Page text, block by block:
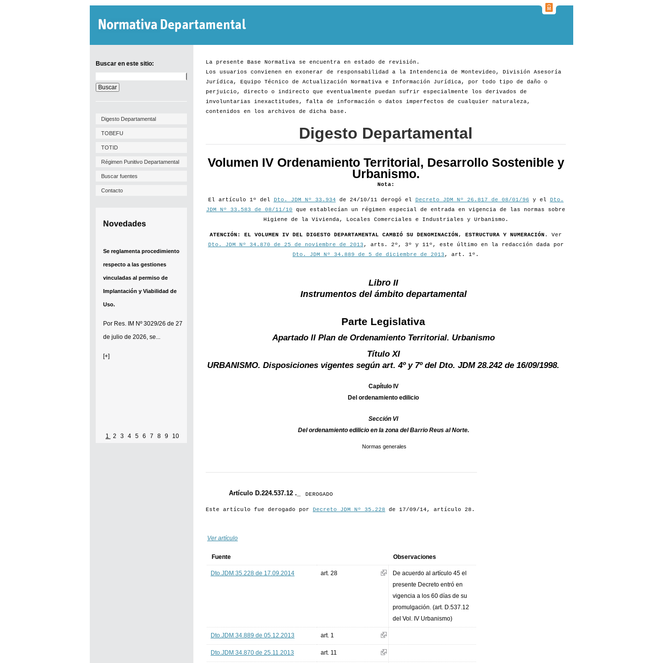
Buscar en este sitio:
en
este
sitio:
Digesto Departamental
TOBEFU
TOTID
Régimen Punitivo Departamental
Buscar fuentes
Contacto
Novedades
Se reglamenta procedimiento
respecto a las gestiones
vinculadas al permiso de
Implantación y Viabilidad de
Uso.
Por Res. IM Nº 3029/26 de 27
de julio de 2026, se...
[+]
1 2 3 4 5 6 7 8 9 10
La presente Base Normativa se encuentra en estado de revisión.
Los usuarios convienen en exonerar de responsabilidad a la Intendencia de Montevideo, División Asesoría
Jurídica, Equipo Técnico de Actualización Normativa e Información Jurídica, por todo tipo de daño o
perjuicio, directo o indirecto que eventualmente puedan sufrir especialmente los derivados de
involuntarias inexactitudes, falta de información o datos imperfectos de cualquier naturaleza,
contenidos en los archivos de dicha base.
Digesto Departamental
Volumen IV Ordenamiento Territorial, Desarrollo Sostenible y
Urbanismo.
Nota:
El artículo 1º del Dto. JDM Nº 33.934 de 24/10/11 derogó el Decreto JDM Nº 26.817 de 08/01/96 y el Dto.
JDM Nº 33.583 de 08/11/10 que establecían un régimen especial de entrada en vigencia de las normas sobre
Higiene de la Vivienda, Locales Comerciales e Industriales y Urbanismo.
ATENCIÓN: EL VOLUMEN IV DEL DIGESTO DEPARTAMENTAL CAMBIÓ SU DENOMINACIÓN, ESTRUCTURA Y NUMERACIÓN . Ver
Dto. JDM Nº 34.870 de 25 de noviembre de 2013 , arts. 2º, 3º y 11º, este último en la redacción dada por
Dto. JDM Nº 34.889 de 5 de diciembre de 2013 , art. 1º.
Libro II
Instrumentos del ámbito departamental
Parte Legislativa
Apartado II Plan de Ordenamiento Territorial. Urbanismo
Título XI
URBANISMO. Disposiciones vigentes según art. 4º y 7º del Dto. JDM 28.242 de 16/09/1998.
Capítulo IV
Del ordenamiento edilicio
Sección VI
Del ordenamiento edilicio en la zona del Barrio Reus al Norte.
Normas generales
Artículo D.224.537.12 ._ DEROGADO
Este artículo fue derogado por Decreto JDM Nº 35.228 de 17/09/14, artículo 28.
Ver artículo
Fuente Observaciones
Dto.JDM 35.228 de 17.09.2014 art. 28
De acuerdo al artículo 45 el
presente Decreto entró en
vigencia a los 60 días de su
promulgación. (art. D.537.12
del Vol. IV Urbanismo)
Dto.JDM 34.889 de 05.12.2013 art. 1
Dto.JDM 34.870 de 25.11.2013 art. 11